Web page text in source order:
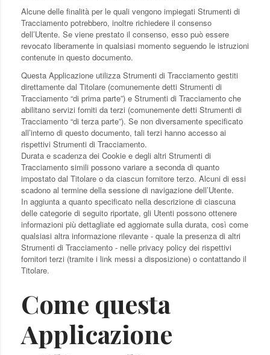
Alcune delle finalità per le quali vengono impiegati Strumenti di
Tracciamento potrebbero, inoltre richiedere il consenso
dell’Utente. Se viene prestato il consenso, esso può essere
revocato liberamente in qualsiasi momento seguendo le istruzioni
contenute in questo documento.
Questa Applicazione utilizza Strumenti di Tracciamento gestiti
direttamente dal Titolare (comunemente detti Strumenti di
Tracciamento “di prima parte”) e Strumenti di Tracciamento che
abilitano servizi forniti da terzi (comunemente detti Strumenti di
Tracciamento “di terza parte”). Se non diversamente specificato
all’interno di questo documento, tali terzi hanno accesso ai
rispettivi Strumenti di Tracciamento.
Durata e scadenza dei Cookie e degli altri Strumenti di
Tracciamento simili possono variare a seconda di quanto
impostato dal Titolare o da ciascun fornitore terzo. Alcuni di essi
scadono al termine della sessione di navigazione dell’Utente.
In aggiunta a quanto specificato nella descrizione di ciascuna
delle categorie di seguito riportate, gli Utenti possono ottenere
informazioni più dettagliate ed aggiornate sulla durata, così come
qualsiasi altra informazione rilevante - quale la presenza di altri
Strumenti di Tracciamento - nelle privacy policy dei rispettivi
fornitori terzi (tramite i link messi a disposizione) o contattando il
Titolare.
Come questa
Applicazione